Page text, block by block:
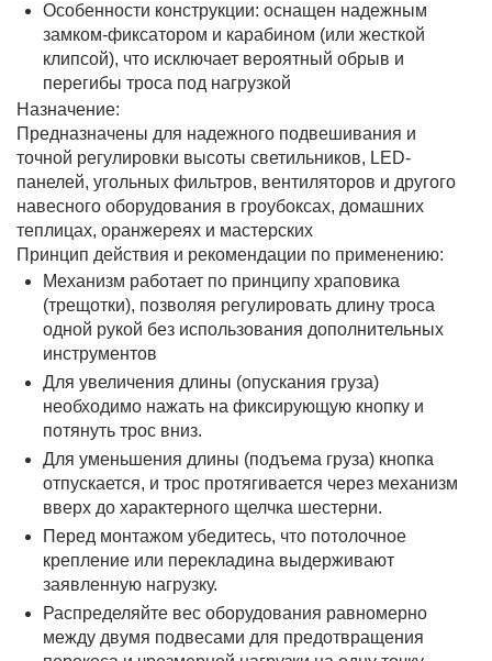
Особенности конструкции: оснащен надежным
замком-фиксатором и карабином (или жесткой
клипсой), что исключает вероятный обрыв и
перегибы троса под нагрузкой
Назначение:
Предназначены для надежного подвешивания и
точной регулировки высоты светильников, LED-
панелей, угольных фильтров, вентиляторов и другого
навесного оборудования в гроубоксах, домашних
теплицах, оранжереях и мастерских
Принцип действия и рекомендации по применению:
Механизм работает по принципу храповика
(трещотки), позволяя регулировать длину троса
одной рукой без использования дополнительных
инструментов
Для увеличения длины (опускания груза)
необходимо нажать на фиксирующую кнопку и
потянуть трос вниз.
Для уменьшения длины (подъема груза) кнопка
отпускается, и трос протягивается через механизм
вверх до характерного щелчка шестерни.
Перед монтажом убедитесь, что потолочное
крепление или перекладина выдерживают
заявленную нагрузку.
Распределяйте вес оборудования равномерно
между двумя подвесами для предотвращения